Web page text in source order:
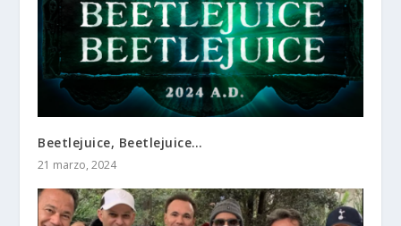
Beetlejuice, Beetlejuice…
21 marzo, 2024